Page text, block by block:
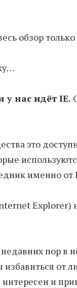
обзор
у нас идёт IE.
это
именно от
Explorer)
недавних пор в
избавиться от
и